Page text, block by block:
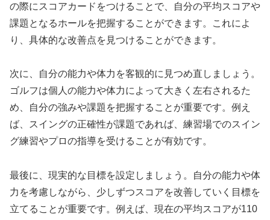
の際にスコアカードをつけることで、自分の平均スコアや
課題となるホールを把握することができます。これによ
り、具体的な改善点を見つけることができます。
次に、自分の能力や体力を客観的に見つめ直しましょう。
ゴルフは個人の能力や体力によって大きく左右されるた
め、自分の強みや課題を把握することが重要です。例え
ば、スイングの正確性が課題であれば、練習場でのスイン
グ練習やプロの指導を受けることが有効です。
最後に、現実的な目標を設定しましょう。自分の能力や体
力を考慮しながら、少しずつスコアを改善していく目標を
立てることが重要です。例えば、現在の平均スコアが110